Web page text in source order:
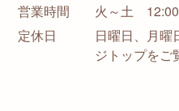
営業時間
火～土
定休日
日曜日、月曜
ジトップをご